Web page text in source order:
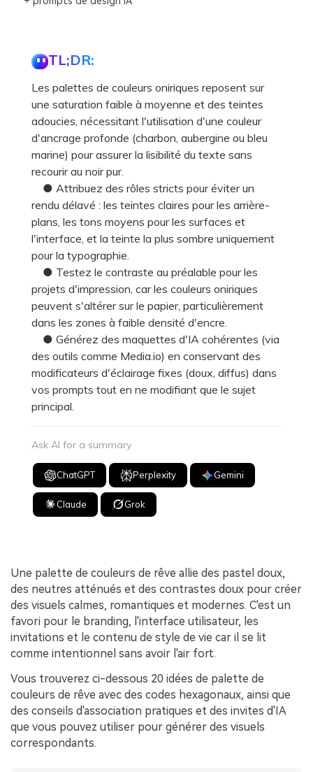
TL;DR:
Les palettes de couleurs oniriques reposent sur
une saturation faible à moyenne et des teintes
adoucies, nécessitant l'utilisation d'une couleur
d'ancrage profonde (charbon, aubergine ou bleu
marine) pour assurer la lisibilité du texte sans
recourir au noir pur.
● Attribuez des rôles stricts pour éviter un
rendu délavé : les teintes claires pour les arrière-
plans, les tons moyens pour les surfaces et
l'interface, et la teinte la plus sombre uniquement
pour la typographie.
● Testez le contraste au préalable pour les
projets d'impression, car les couleurs oniriques
peuvent s'altérer sur le papier, particulièrement
dans les zones à faible densité d'encre.
● Générez des maquettes d'IA cohérentes (via
des outils comme Media.io) en conservant des
modificateurs d'éclairage fixes (doux, diffus) dans
vos prompts tout en ne modifiant que le sujet
principal.
Ask AI for a summary
ChatGPT Perplexity Gemini
Claude Grok
Une palette de couleurs de rêve allie des pastel doux,
des neutres atténués et des contrastes doux pour créer
des visuels calmes, romantiques et modernes. C'est un
favori pour le branding, l'interface utilisateur, les
invitations et le contenu de style de vie car il se lit
comme intentionnel sans avoir l'air fort.
Vous trouverez ci-dessous 20 idées de palette de
couleurs de rêve avec des codes hexagonaux, ainsi que
des conseils d'association pratiques et des invites d'IA
que vous pouvez utiliser pour générer des visuels
correspondants.